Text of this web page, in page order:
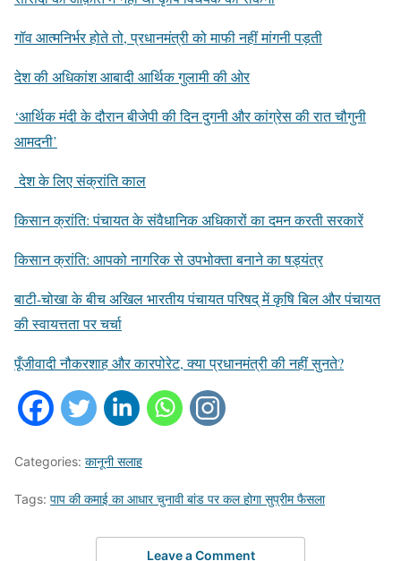
गॉव आत्मनिर्भर होते तो, प्रधानमंत्री को माफी नहीं मांगनी पड़ती
देश की अधिकांश आबादी आर्थिक गुलामी की ओर
‘आर्थिक मंदी के दौरान बीजेपी की दिन दुगनी और कांग्रेस की रात चौगुनी
आमदनी’
देश के लिए संक्रांति काल
किसान क्रांति: पंचायत के संवैधानिक अधिकारों का दमन करती सरकारें
किसान क्रांति: आपको नागरिक से उपभोक्ता बनाने का षड्यंत्र
बाटी-चोखा के बीच अखिल भारतीय पंचायत परिषद् में कृषि बिल और पंचायत
की स्वायत्तता पर चर्चा
पूँजीवादी नौकरशाह और कारपोरेट, क्या प्रधानमंत्री की नहीं सुनते?
Categories: कानूनी सलाह
Tags: पाप की कमाई का आधार चुनावी बांड पर कल होगा सुप्रीम फैसला
Leave a Comment